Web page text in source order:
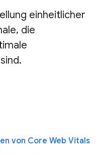
einheitlicher
die
von Core Web Vitals